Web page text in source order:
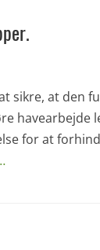
sikre, at den
havearbejde
for at